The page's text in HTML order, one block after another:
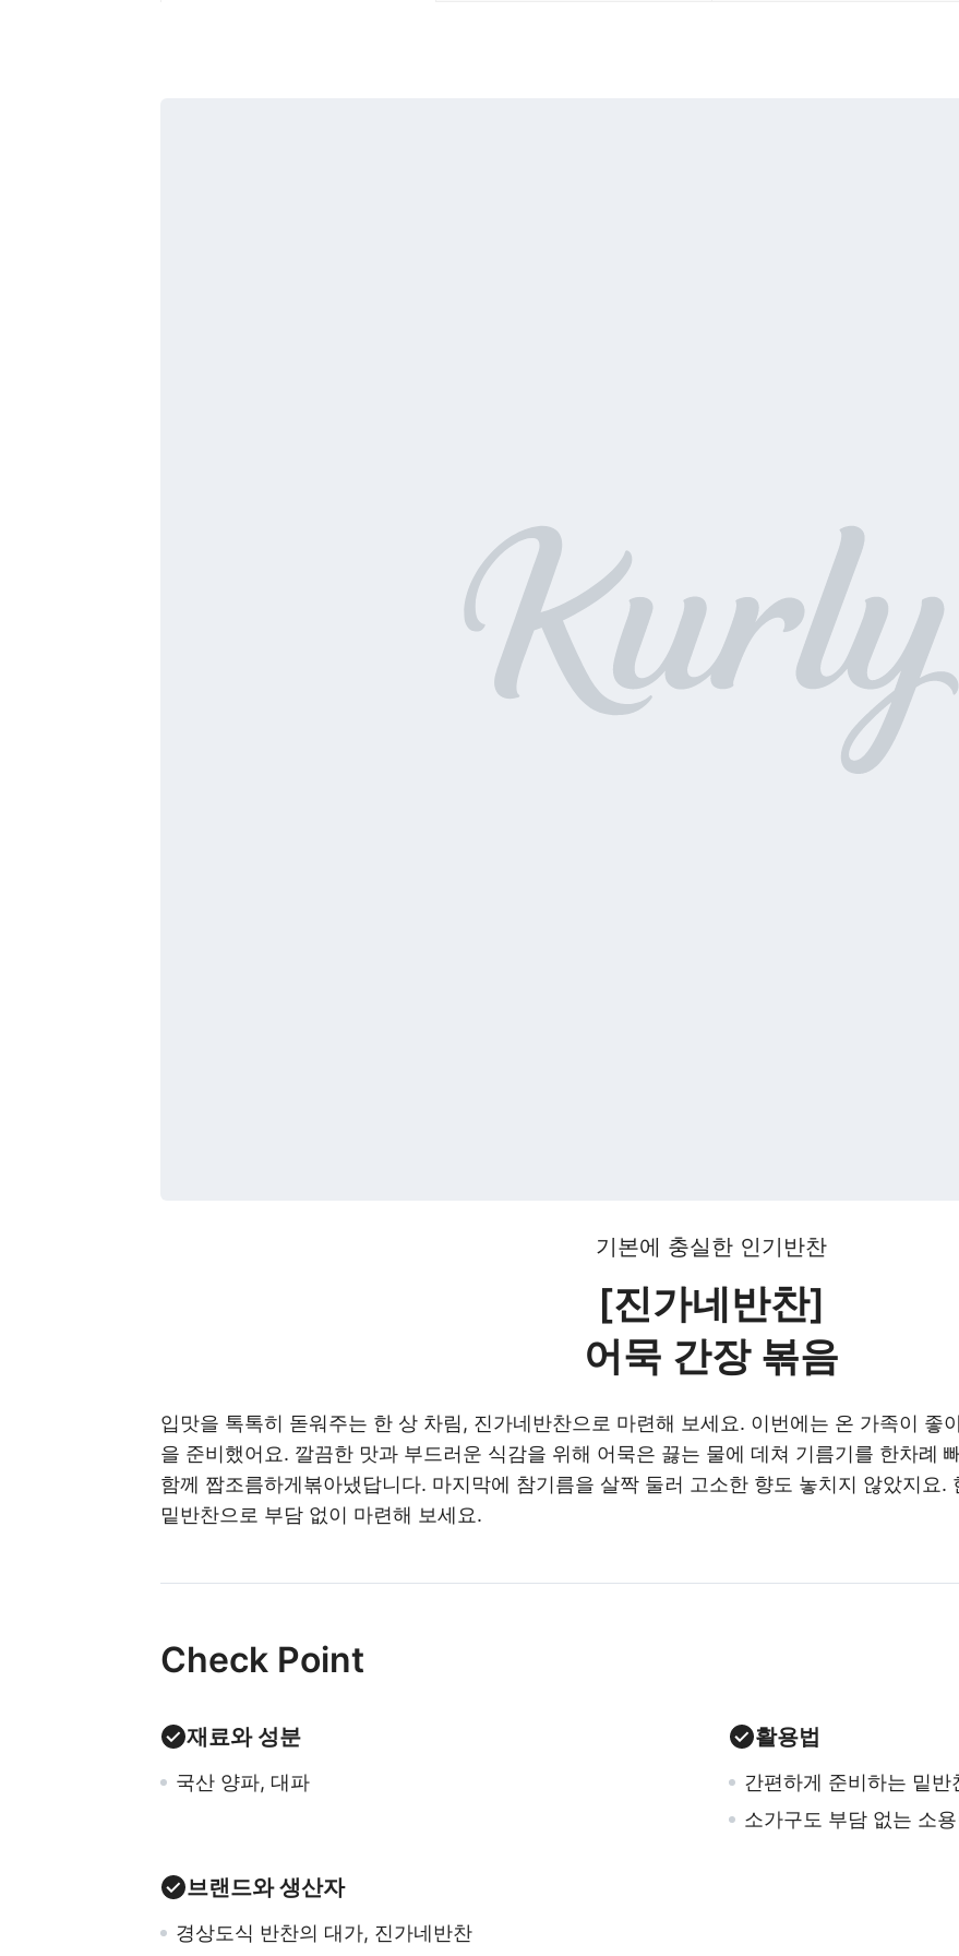
기본에 충실한 인기반찬
[진가네반찬]
어묵 간장 볶음
입맛을 톡톡히 돋워주는 한 상 차림, 진가네반찬으로 마련해 보세요. 이번에는 온 가족이 좋
을 준비했어요. 깔끔한 맛과 부드러운 식감을 위해 어묵은 끓는 물에 데쳐 기름기를 한차례
함께 짭조름하게볶아냈답니다. 마지막에 참기름을 살짝 둘러 고소한 향도 놓치지 않았지요.
밑반찬으로 부담 없이 마련해 보세요.
Check Point
재료와 성분
국산 양파, 대파
활용법
간편하게 준비하는 밑반
소가구도 부담 없는 소
브랜드와 생산자
경상도식 반찬의 대가, 진가네반찬